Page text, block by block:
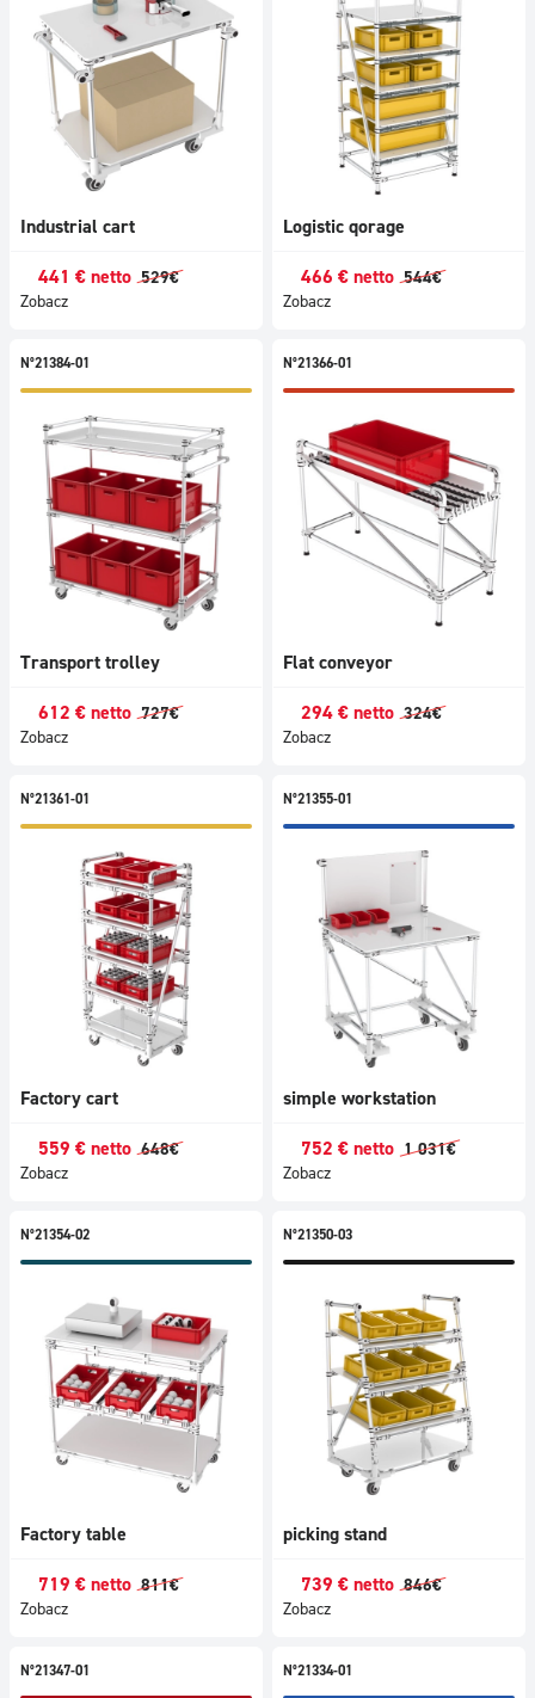
Industrial cart
441 € netto 529€
Zobacz
Logistic qorage
466 € netto 544€
Zobacz
N°21384-01
Transport trolley
612 € netto 727€
Zobacz
N°21366-01
Flat conveyor
294 € netto 324€
Zobacz
N°21361-01
Factory cart
559 € netto 648€
Zobacz
N°21355-01
simple workstation
752 € netto 1 031€
Zobacz
N°21354-02
Factory table
719 € netto 811€
Zobacz
N°21350-03
picking stand
739 € netto 846€
Zobacz
N°21347-01 N°21334-01